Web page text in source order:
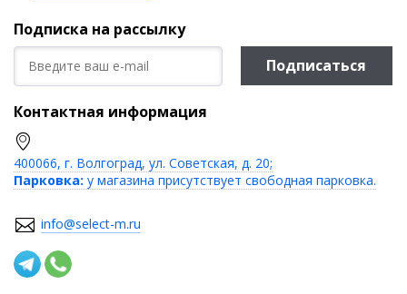
Подписка на рассылку
Подписаться
Контактная информация
400066, г. Волгоград, ул. Советская, д. 20;
Парковка: у магазина присутствует свободная парковка.
info@select-m.ru